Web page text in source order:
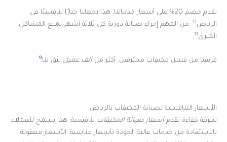
نقدم خصم 20% على أسعار خدماتنا. هذا يجعلنا خيارًا تنافسيًا في
الرياض11. من المهم إجراء صيانة دورية كل ثلاثة أشهر لمنع المشاكل
الكبرى11
.
فريقنا من فنيين مكيفات محترفين. أكثر من ألف عميل يثق بنا9
.
الأسعار التنافسية لصيانة المكيفات بالرياض
شركة كفاءة تقدم أسعار صيانة المكيفات تنافسية. هذا يسمح للعملاء
بالاستفادة من خدمات عالية الجودة بأسعار مناسبة. الأسعار معقولة